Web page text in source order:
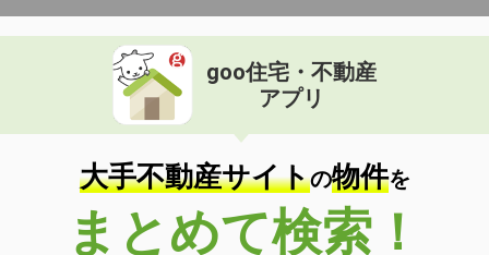
goo住宅・不動産
アプリ
大手不動産サイトの物件を
まとめて検索！